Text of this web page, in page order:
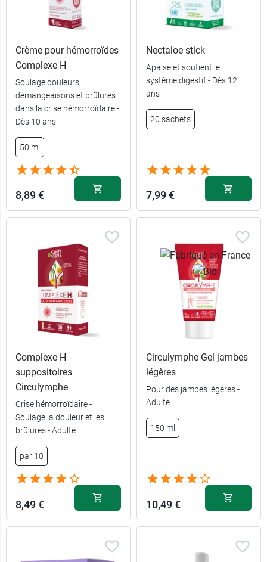
180
comprimés
31,89 €
60
Crème pour hémorroïdes
Complexe H
Soulage douleurs,
démangeaisons et brûlures
dans la crise hémorroïdaire -
Dès 10 ans
50 ml
8,89 €
Nectaloe stick
Apaise et soutient le
système digestif - Dès 12
ans
20 sachets
7,99 €
Complexe H
suppositoires
Circulymphe
Crise hémorroïdaire -
Soulage la douleur et les
brûlures - Adulte
par 10
8,49 €
Circulymphe Gel jambes
légères
Pour des jambes légères -
Adulte
150 ml
10,49 €